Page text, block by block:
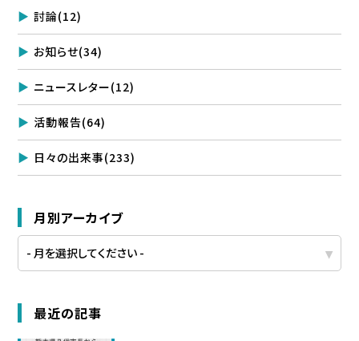
討論(12)
お知らせ(34)
ニュースレター(12)
活動報告(64)
日々の出来事(233)
月別アーカイブ
最近の記事